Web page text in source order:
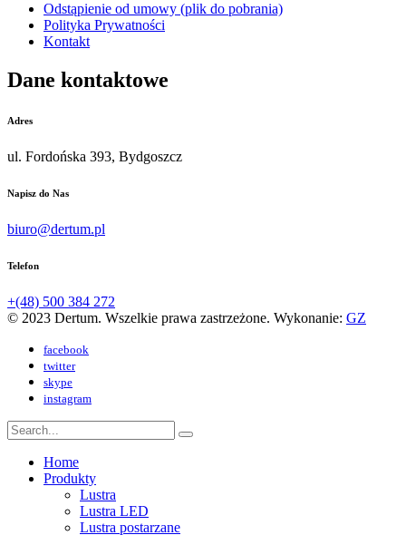
Odstąpienie od umowy (plik do pobrania)
Polityka Prywatności
Kontakt
Dane kontaktowe
Adres
ul. Fordońska 393, Bydgoszcz
Napisz do Nas
biuro@dertum.pl
Telefon
+(48) 500 384 272
© 2023 Dertum. Wszelkie prawa zastrzeżone. Wykonanie: GZ
facebook
twitter
skype
instagram
Home
Produkty
Lustra
Lustra LED
Lustra postarzane